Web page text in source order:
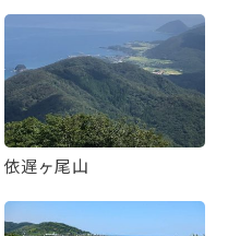
依遅ヶ尾山